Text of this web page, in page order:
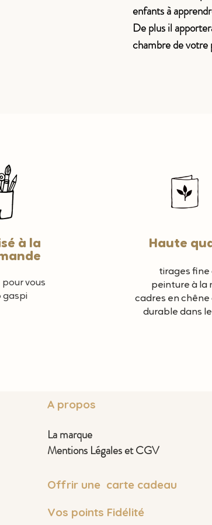
enfants à
De plus il
chambre de
à la
pour vous
gaspi
Haute
tirages fine
peinture à la
cadres en
durable dans
A propos
La marque
Mentions Légales et CGV
Offrir une carte cadeau
Vos points Fidélité